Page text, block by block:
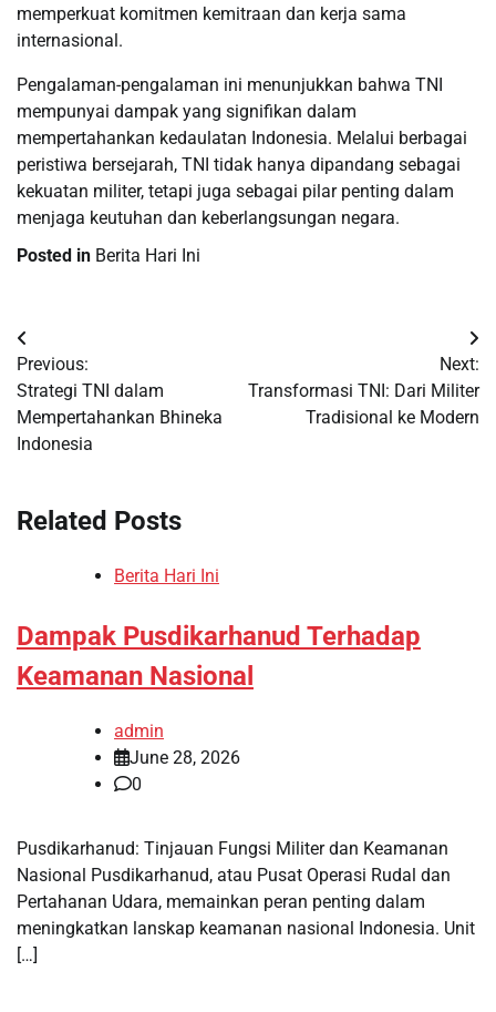
memperkuat komitmen kemitraan dan kerja sama
internasional.
Pengalaman-pengalaman ini menunjukkan bahwa TNI
mempunyai dampak yang signifikan dalam
mempertahankan kedaulatan Indonesia. Melalui berbagai
peristiwa bersejarah, TNI tidak hanya dipandang sebagai
kekuatan militer, tetapi juga sebagai pilar penting dalam
menjaga keutuhan dan keberlangsungan negara.
Posted in Berita Hari Ini
Post
navigation
Previous:
Strategi TNI dalam
Mempertahankan Bhineka
Indonesia
Next:
Transformasi TNI: Dari Militer
Tradisional ke Modern
Related Posts
Berita Hari Ini
Dampak Pusdikarhanud Terhadap
Keamanan Nasional
admin
June 28, 2026
0
Pusdikarhanud: Tinjauan Fungsi Militer dan Keamanan
Nasional Pusdikarhanud, atau Pusat Operasi Rudal dan
Pertahanan Udara, memainkan peran penting dalam
meningkatkan lanskap keamanan nasional Indonesia. Unit
[…]